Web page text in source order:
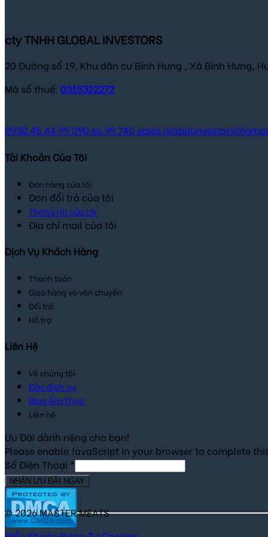
cty TNHH GLOBAL INVESTORS
20 Đường số 19, Khu dân cư Bình Hưng , Xã Bình Hưng,
Mã số thuế: 0315322272
0938.45.44.99090.66.99.740
Tài Khoản Của Tôi
Đơn hàng của tôi
Đơn đổi trả của tôi
Thông tin của tôi
Địa chỉ mail của tôi
Dịch Vụ Khách Hàng
Thanh toán
Giao hàng và vận chuyển
Đổi trả
Hỗ trợ
Liên Hệ
Về chúng tôi
Các dịch vụ
Blog Ẩm Thực
Liên hệ
Ưu Đãi dành riêng cho bạn!
Please enable JavaScript in your browser to complete
Số Điện Thoại *
NHẬN ƯU ĐÃI NGAY
© 2026 MASTER MEATS